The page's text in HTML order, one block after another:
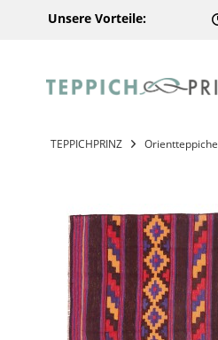
Unsere Vorteile:
TEPPICHPRINZ Orientteppiche